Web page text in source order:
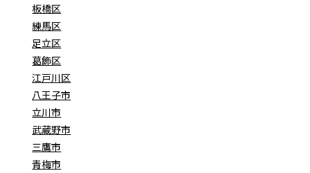
板橋区
練馬区
足立区
葛飾区
江戸川区
八王子市
立川市
武蔵野市
三鷹市
青梅市